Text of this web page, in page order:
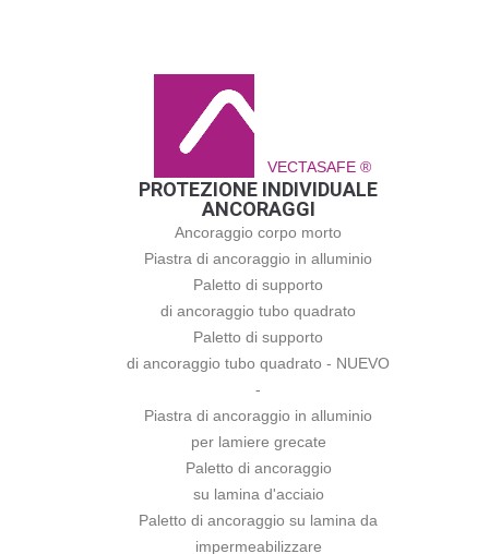
VECTASAFE ®
PROTEZIONE INDIVIDUALE
ANCORAGGI
Ancoraggio corpo morto
Piastra di ancoraggio in alluminio
Paletto di supporto
di ancoraggio tubo quadrato
Paletto di supporto
di ancoraggio tubo quadrato - NUEVO
-
Piastra di ancoraggio in alluminio
per lamiere grecate
Paletto di ancoraggio
su lamina d'acciaio
Paletto di ancoraggio su lamina da
impermeabilizzare